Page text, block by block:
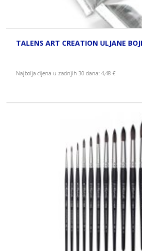
TALENS ART CREATION ULJANE
Najbolja cijena u zadnjih 30 dana: 4,48 €